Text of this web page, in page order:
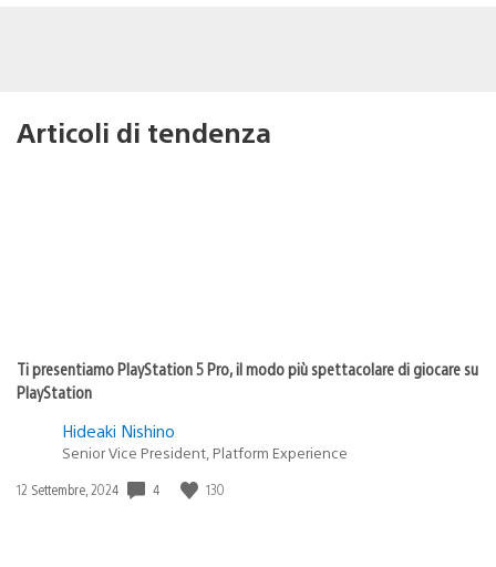
Articoli di tendenza
Ti presentiamo PlayStation 5 Pro, il modo più spettacolare di giocare su
PlayStation
Hideaki Nishino
Senior Vice President, Platform Experience
Data
12 Settembre, 2024 4 130